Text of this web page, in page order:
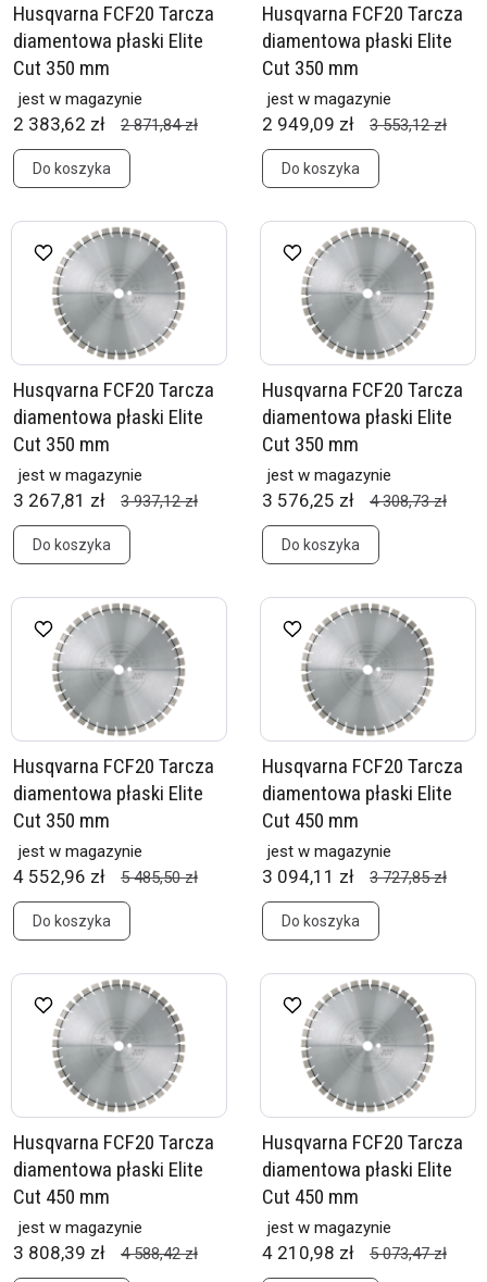
Husqvarna FCF20 Tarcza
diamentowa płaski Elite
Cut 350 mm
jest w magazynie
2 383,62 zł 2 871,84 zł
Do koszyka
Husqvarna FCF20 Tarcza
diamentowa płaski Elite
Cut 350 mm
jest w magazynie
2 949,09 zł 3 553,12 zł
Do koszyka
Husqvarna FCF20 Tarcza
diamentowa płaski Elite
Cut 350 mm
jest w magazynie
3 267,81 zł 3 937,12 zł
Do koszyka
Husqvarna FCF20 Tarcza
diamentowa płaski Elite
Cut 350 mm
jest w magazynie
3 576,25 zł 4 308,73 zł
Do koszyka
Husqvarna FCF20 Tarcza
diamentowa płaski Elite
Cut 350 mm
jest w magazynie
4 552,96 zł 5 485,50 zł
Do koszyka
Husqvarna FCF20 Tarcza
diamentowa płaski Elite
Cut 450 mm
jest w magazynie
3 094,11 zł 3 727,85 zł
Do koszyka
Husqvarna FCF20 Tarcza
diamentowa płaski Elite
Cut 450 mm
jest w magazynie
3 808,39 zł 4 588,42 zł
Husqvarna FCF20 Tarcza
diamentowa płaski Elite
Cut 450 mm
jest w magazynie
4 210,98 zł 5 073,47 zł